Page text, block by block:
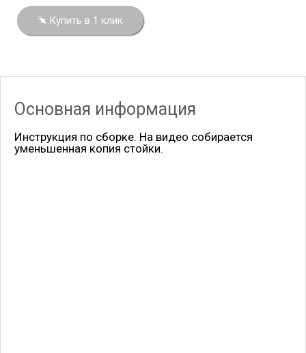
Купить в 1 клик
Основная информация
Инструкция по сборке. На видео собирается
уменьшенная копия стойки.